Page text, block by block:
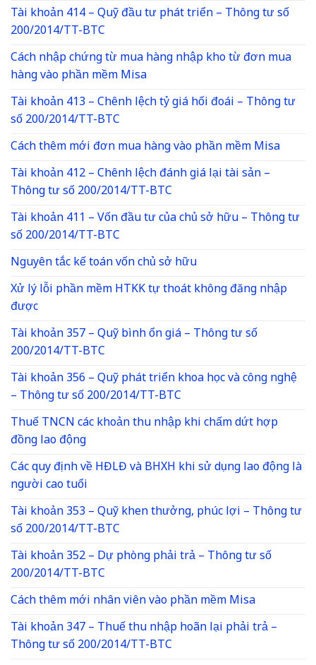
Tài khoản 414 – Quỹ đầu tư phát triển – Thông tư số
200/2014/TT-BTC
Cách nhập chứng từ mua hàng nhập kho từ đơn mua
hàng vào phần mềm Misa
Tài khoản 413 – Chênh lệch tỷ giá hối đoái – Thông tư
số 200/2014/TT-BTC
Cách thêm mới đơn mua hàng vào phần mềm Misa
Tài khoản 412 – Chênh lệch đánh giá lại tài sản –
Thông tư số 200/2014/TT-BTC
Tài khoản 411 – Vốn đầu tư của chủ sở hữu – Thông tư
số 200/2014/TT-BTC
Nguyên tắc kế toán vốn chủ sở hữu
Xử lý lỗi phần mềm HTKK tự thoát không đăng nhập
được
Tài khoản 357 – Quỹ bình ổn giá – Thông tư số
200/2014/TT-BTC
Tài khoản 356 – Quỹ phát triển khoa học và công nghệ
– Thông tư số 200/2014/TT-BTC
Thuế TNCN các khoản thu nhập khi chấm dứt hợp
đồng lao động
Các quy định về HĐLĐ và BHXH khi sử dụng lao động là
người cao tuổi
Tài khoản 353 – Quỹ khen thưởng, phúc lợi – Thông tư
số 200/2014/TT-BTC
Tài khoản 352 – Dự phòng phải trả – Thông tư số
200/2014/TT-BTC
Cách thêm mới nhân viên vào phần mềm Misa
Tài khoản 347 – Thuế thu nhập hoãn lại phải trả –
Thông tư số 200/2014/TT-BTC